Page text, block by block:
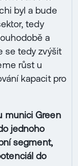
byl a bude
tedy
a
se tedy zvýšit
růst u
kapacit pro
munici Green
jednoho
segment,
do